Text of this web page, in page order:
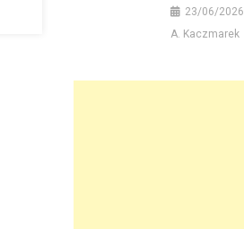
23/06/2026
A. Kaczmarek